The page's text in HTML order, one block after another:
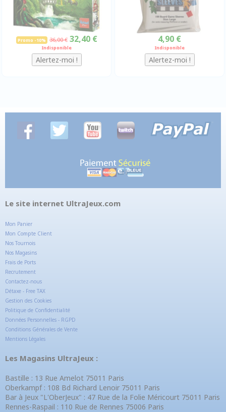
Promo -10% 36,00 € 32,40 €
Indisponible
4,90 €
Indisponible
Le site internet UltraJeux.com
Mon Panier
Mon Compte Client
Nos Tournois
Nos Magasins
Frais de Ports
Recrutement
Contactez-nous
Détaxe - Free TAX
Gestion des Cookies
Politique de Confidentialité
Données Personnelles - RGPD
Conditions Générales de Vente
Mentions Légales
Les Magasins UltraJeux :
Bastille : 13 Rue Amelot 75011 Paris
Oberkampf : 108 Bd Richard Lenoir 75011 Paris
Bar à Jeux "L'OberJeux" : 47 Rue de la Folie Méricourt 75011 Paris
Rennes-Raspail : 110 Rue de Rennes 75006 Paris